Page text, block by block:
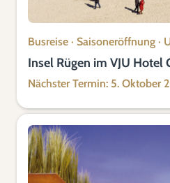
Busreise · Saisoneröffnung ·
Insel Rügen im VJU Hotel
Nächster Termin: 5. Oktober